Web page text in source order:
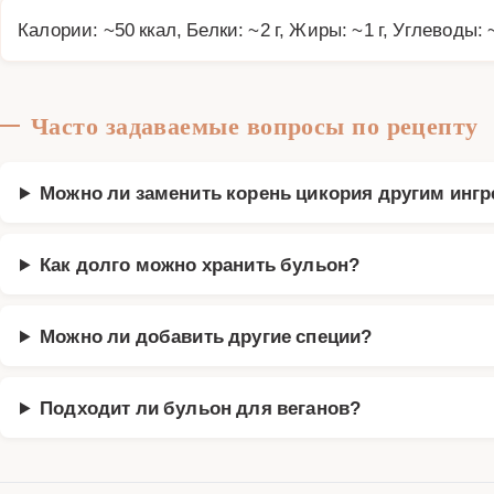
Калории: ~50 ккал, Белки: ~2 г, Жиры: ~1 г, Углеводы:
Часто задаваемые вопросы по рецепту
Можно ли заменить корень цикория другим
Как долго можно хранить бульон?
Можно ли добавить другие специи?
Подходит ли бульон для веганов?